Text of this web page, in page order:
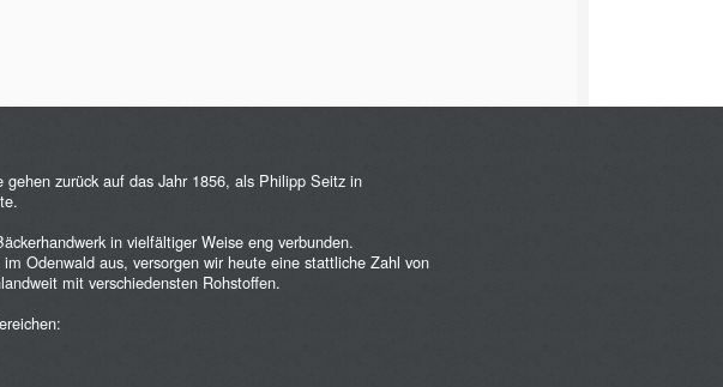
zurück auf das Jahr 1856, als Philipp Seitz in
in vielfältiger Weise eng verbunden.
Odenwald aus, versorgen wir heute eine stattliche Zahl von
mit verschiedensten Rohstoffen.